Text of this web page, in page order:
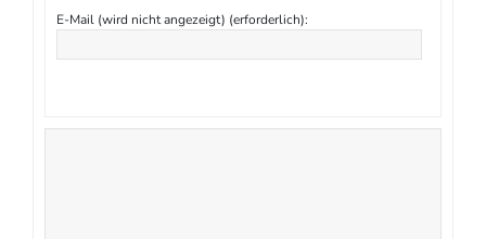
E-Mail (wird nicht angezeigt) (erforderlich):